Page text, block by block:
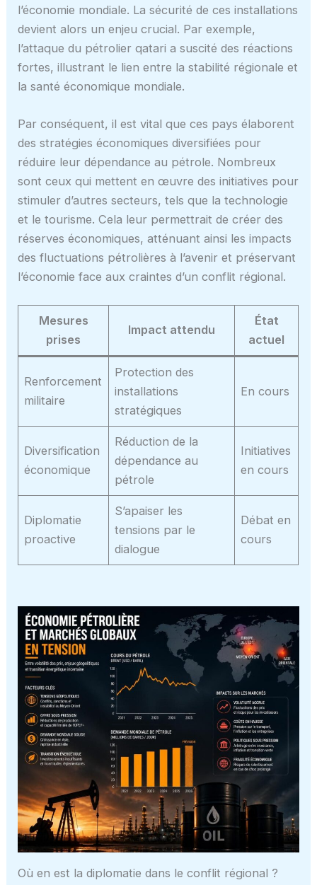
l’économie mondiale. La sécurité de ces installations
devient alors un enjeu crucial. Par exemple,
l’attaque du pétrolier qatari a suscité des réactions
fortes, illustrant le lien entre la stabilité régionale et
la santé économique mondiale.
Par conséquent, il est vital que ces pays élaborent
des stratégies économiques diversifiées pour
réduire leur dépendance au pétrole. Nombreux
sont ceux qui mettent en œuvre des initiatives pour
stimuler d’autres secteurs, tels que la technologie
et le tourisme. Cela leur permettrait de créer des
réserves économiques, atténuant ainsi les impacts
des fluctuations pétrolières à l’avenir et préservant
l’économie face aux craintes d’un conflit régional.
Mesures
prises
Impact attendu
État
actuel
Renforcement
militaire
Protection des
installations
stratégiques
En cours
Diversification
économique
Réduction de la
dépendance au
pétrole
Initiatives
en cours
Diplomatie
proactive
S’apaiser les
tensions par le
dialogue
Débat en
cours
Où en est la diplomatie dans le conflit régional ?